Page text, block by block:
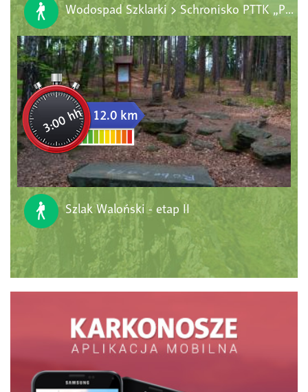
Wodospad Szklarki > Schronisko PTTK „Pod Łabskim Szczytem” > Sniezne Kotły
3:00 hh 12.0 km
Szlak Waloński - etap II